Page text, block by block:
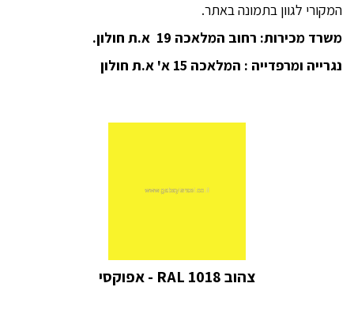
המקורי לגוון בתמונה באתר.
משרד מכירות: רחוב המלאכה 19 א.ת חולון.
נגרייה ומרפדייה : המלאכה 15 א' א.ת חולון
צהוב RAL 1018 - אפוקסי